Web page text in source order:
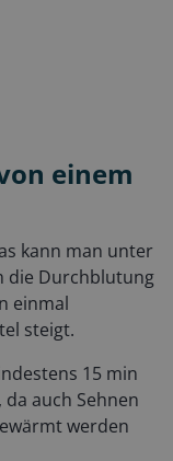
einem
kann man unter
die Durchblutung
einmal
steigt.
15 min
auch Sehnen
werden